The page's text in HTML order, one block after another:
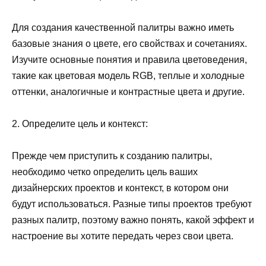
Для создания качественной палитры важно иметь
базовые знания о цвете, его свойствах и сочетаниях.
Изучите основные понятия и правила цветоведения,
такие как цветовая модель RGB, теплые и холодные
оттенки, аналогичные и контрастные цвета и другие.
2. Определите цель и контекст:
Прежде чем приступить к созданию палитры,
необходимо четко определить цель ваших
дизайнерских проектов и контекст, в котором они
будут использоваться. Разные типы проектов требуют
разных палитр, поэтому важно понять, какой эффект и
настроение вы хотите передать через свои цвета.